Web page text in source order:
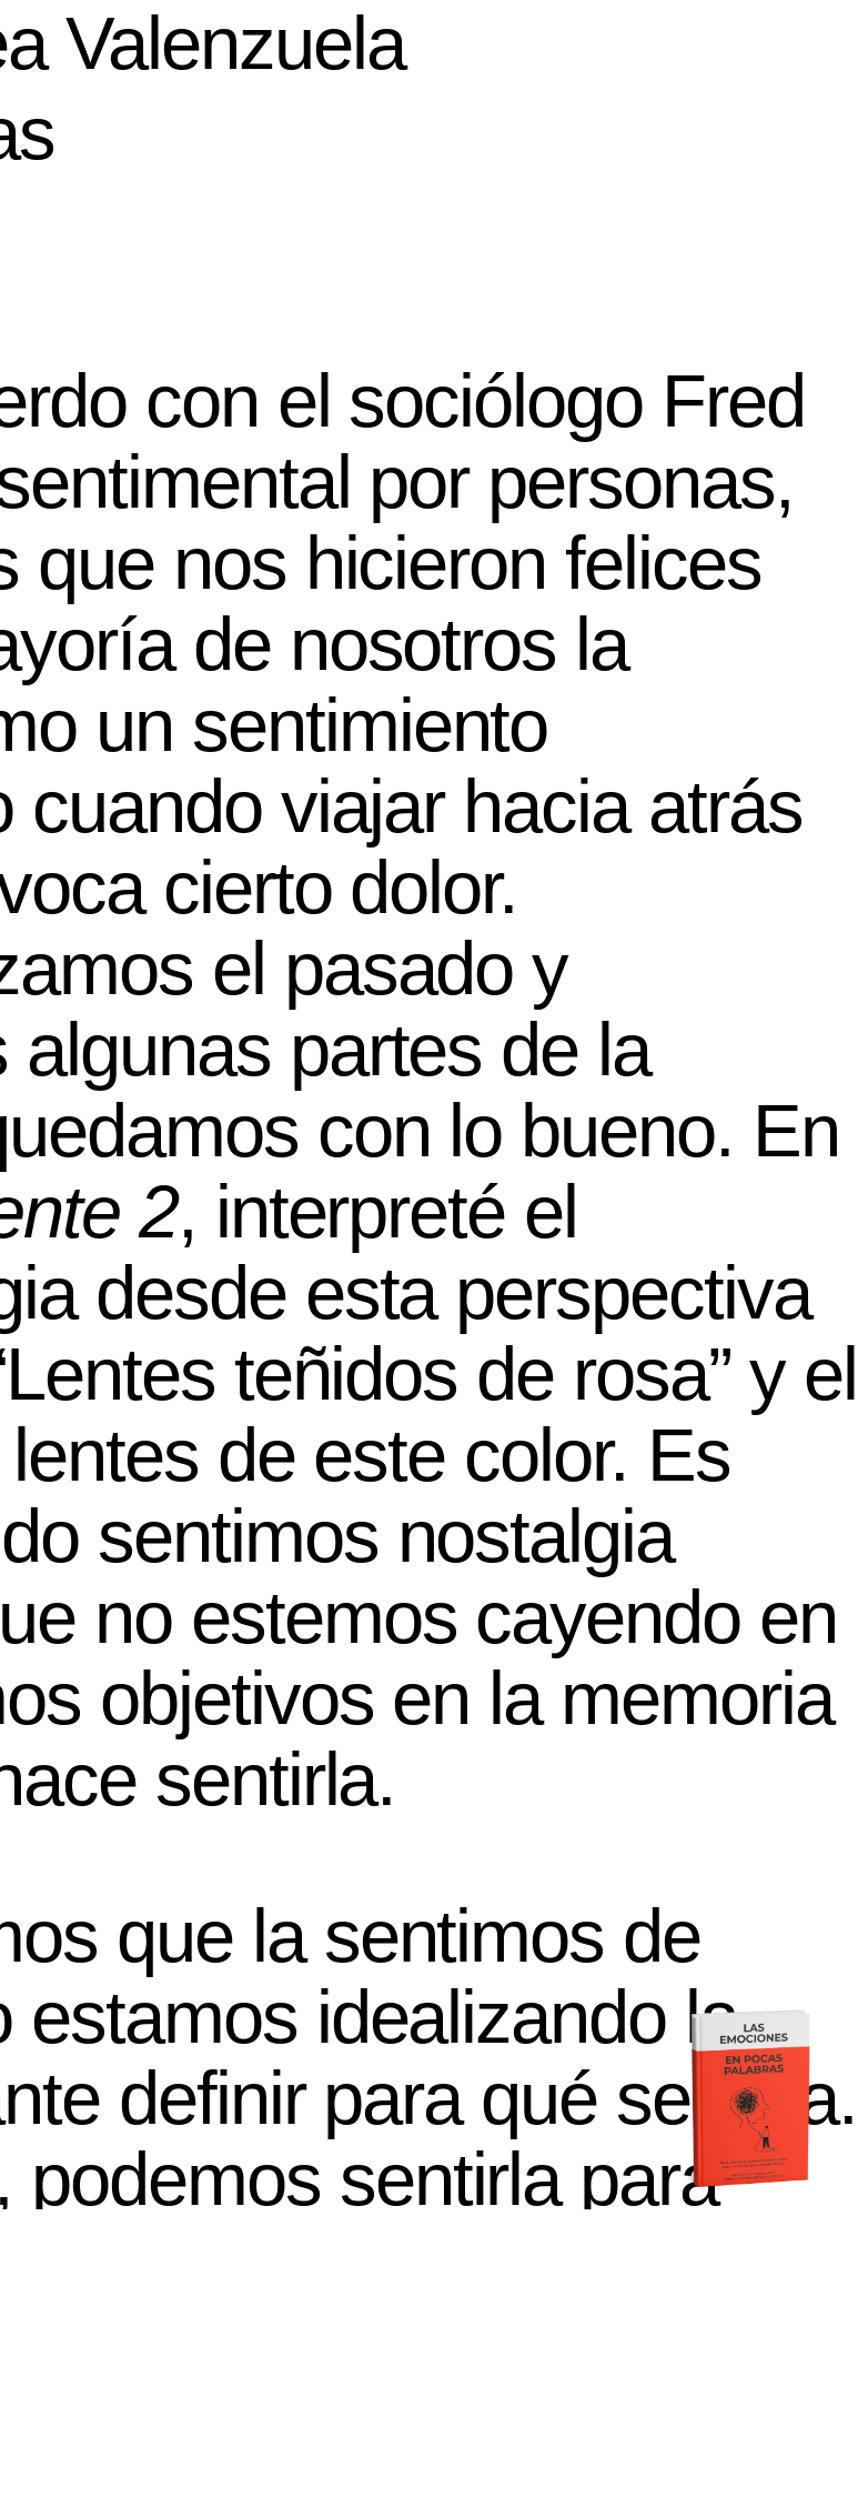
Valenzuela
con el sociólogo Fred
por personas,
que nos hicieron felices
de nosotros la
un sentimiento
cuando viajar hacia atrás
cierto dolor.
el pasado y
partes de la
con lo bueno. En
2, interpreté el
desde esta perspectiva
teñidos de rosa” y el
de este color. Es
sentimos nostalgia
no estemos cayendo en
objetivos en la memoria
sentirla.
que la sentimos de
estamos idealizando la
definir para qué sentirla.
sentirla para